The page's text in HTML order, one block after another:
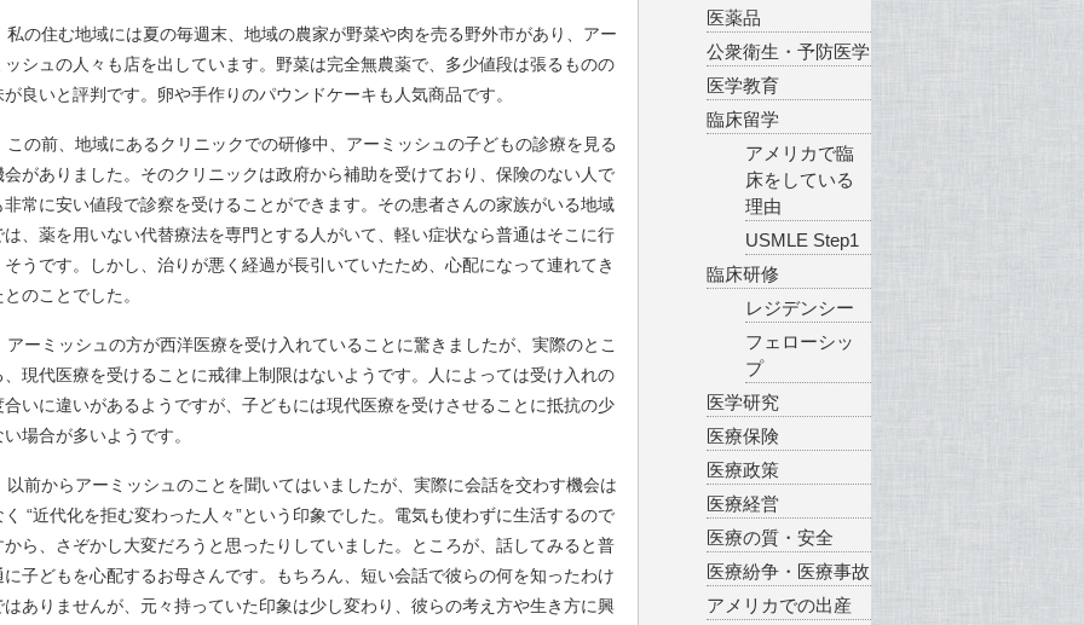
私の住む地域には夏の毎週末、地域の農家が野菜や肉を売る野外市があり、アー
ッシュの人々も店を出しています。野菜は完全無農薬で、多少値段は張るものの
が良いと評判です。卵や手作りのパウンドケーキも人気商品です。
この前、地域にあるクリニックでの研修中、アーミッシュの子どもの診療を見る
会がありました。そのクリニックは政府から補助を受けており、保険のない人で
非常に安い値段で診察を受けることができます。その患者さんの家族がいる地域
は、薬を用いない代替療法を専門とする人がいて、軽い症状なら普通はそこに行
そうです。しかし、治りが悪く経過が長引いていたため、心配になって連れてき
とのことでした。
アーミッシュの方が西洋医療を受け入れていることに驚きましたが、実際のとこ
、現代医療を受けることに戒律上制限はないようです。人によっては受け入れの
合いに違いがあるようですが、子どもには現代医療を受けさせることに抵抗の少
い場合が多いようです。
以前からアーミッシュのことを聞いてはいましたが、実際に会話を交わす機会は
く “近代化を拒む変わった人々”という印象でした。電気も使わずに生活するので
から、さぞかし大変だろうと思ったりしていました。ところが、話してみると普
に子どもを心配するお母さんです。もちろん、短い会話で彼らの何を知ったわけ
はありませんが、元々持っていた印象は少し変わり、彼らの考え方や生き方に興
医薬品
公衆衛生・予防医学
医学教育
臨床留学
アメリカで臨
床をしている
理由
USMLE Step1
臨床研修
レジデンシー
フェローシッ
プ
医学研究
医療保険
医療政策
医療経営
医療の質・安全
医療紛争・医療事故
アメリカでの出産